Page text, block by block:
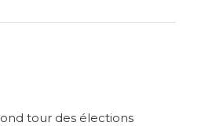
tour des élections